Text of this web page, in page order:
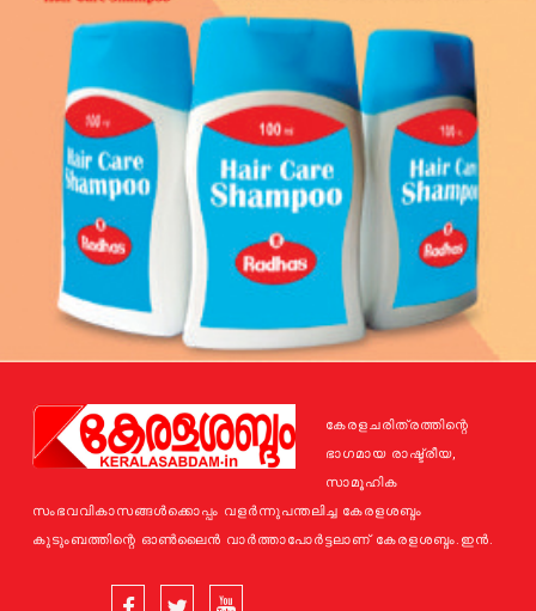
കേരളചരിത്രത്തിന്റെ
ഭാഗമായ രാഷ്ട്രീയ,
സാമൂഹിക
സംഭവവികാസങ്ങള്‍ക്കൊപ്പം വളര്‍ന്നുപന്തലിച്ച കേരളശബ്ദം
കുടുംബത്തിന്റെ ഓണ്‍ലൈന്‍ വാര്‍ത്താപോര്‍ട്ടലാണ് കേരളശബ്ദം.ഇന്‍.